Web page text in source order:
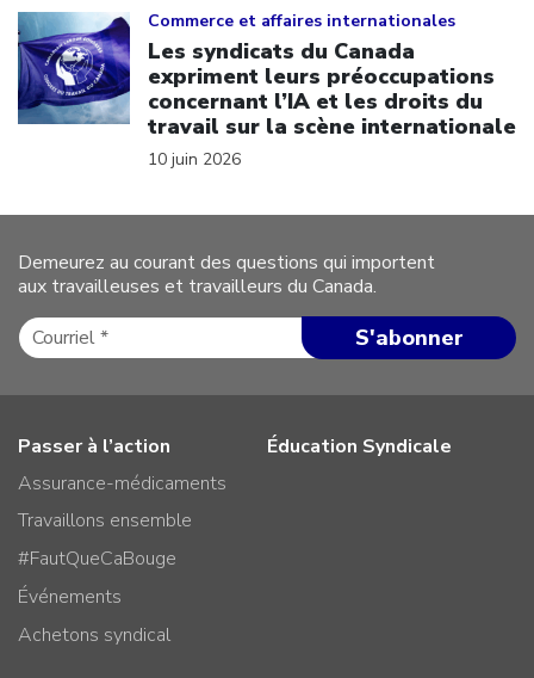
Commerce et affaires internationales
Les syndicats du Canada
expriment leurs préoccupations
concernant l’IA et les droits du
travail sur la scène internationale
10 juin 2026
Demeurez au courant des questions qui importent
aux travailleuses et travailleurs du Canada.
Passer à l’action
Assurance-médicaments
Travaillons ensemble
#FautQueCaBouge
Événements
Achetons syndical
Éducation Syndicale